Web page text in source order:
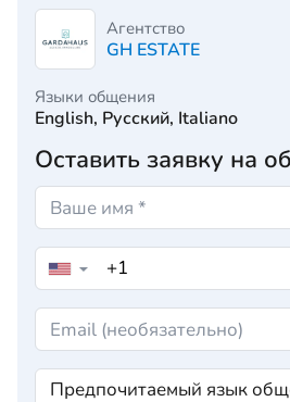
Агентство
GH ESTATE
Языки общения
English, Русский, Italiano
Оставить заявку на
▼